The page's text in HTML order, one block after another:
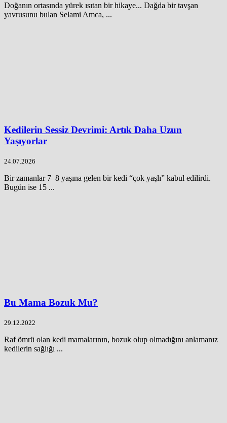
Doğanın ortasında yürek ısıtan bir hikaye... Dağda bir tavşan
yavrusunu bulan Selami Amca, ...
Kedilerin Sessiz Devrimi: Artık Daha Uzun
Yaşıyorlar
24.07.2026
Bir zamanlar 7–8 yaşına gelen bir kedi “çok yaşlı” kabul edilirdi.
Bugün ise 15 ...
Bu Mama Bozuk Mu?
29.12.2022
Raf ömrü olan kedi mamalarının, bozuk olup olmadığını anlamanız
kedilerin sağlığı ...